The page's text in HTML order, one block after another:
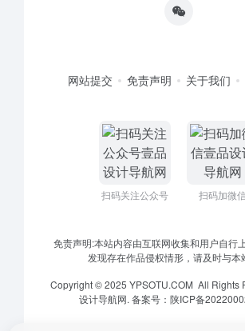
网站提交 免责声明 关于我们
扫码关注公众号 扫码加微
免责声明:本站内容由互联网收集和用户自行
发现存在作品侵权情形，请及时与本
Copyright © 2025 YPSOTU.COM All Rights
设计导航网. 备案号： 陕ICP备